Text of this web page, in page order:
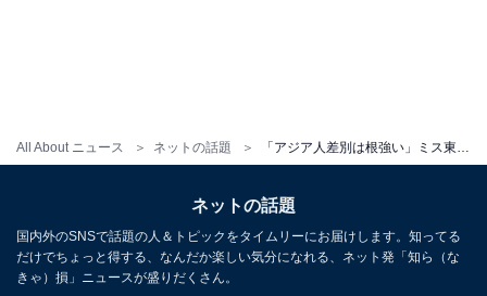
All About ニュース ネットの話題
ネットの話題
国内外のSNSで話題の人＆トピックをタイムリーにお届けします。知ってる
だけでちょっと得する、なんだか楽しい気分になれる、ネット発「知ら（な
きゃ）損」ニュースが盛りだくさん。